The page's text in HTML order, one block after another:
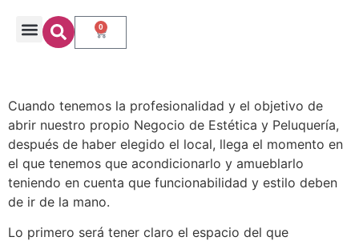
0
Cuando tenemos la profesionalidad y el objetivo de
abrir nuestro propio Negocio de Estética y Peluquería,
después de haber elegido el local, llega el momento en
el que tenemos que acondicionarlo y amueblarlo
teniendo en cuenta que funcionabilidad y estilo deben
de ir de la mano.
Lo primero será tener claro el espacio del que